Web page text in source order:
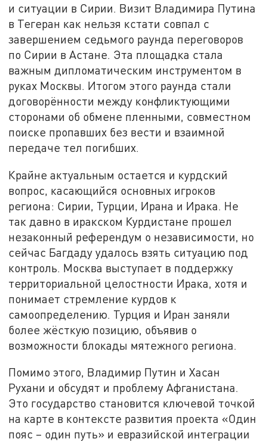
и ситуации в Сирии. Визит Владимира Путина
в Тегеран как нельзя кстати совпал с
завершением седьмого раунда переговоров
по Сирии в Астане. Эта площадка стала
важным дипломатическим инструментом в
руках Москвы. Итогом этого раунда стали
договорённости между конфликтующими
сторонами об обмене пленными, совместном
поиске пропавших без вести и взаимной
передаче тел погибших.
Крайне актуальным остается и курдский
вопрос, касающийся основных игроков
региона: Сирии, Турции, Ирана и Ирака. Не
так давно в иракском Курдистане прошел
незаконный референдум о независимости, но
сейчас Багдаду удалось взять ситуацию под
контроль. Москва выступает в поддержку
территориальной целостности Ирака, хотя и
понимает стремление курдов к
самоопределению. Турция и Иран заняли
более жёсткую позицию, объявив о
возможности блокады мятежного региона.
Помимо этого, Владимир Путин и Хасан
Рухани и обсудят и проблему Афганистана.
Это государство становится ключевой точкой
на карте в контексте развития проекта «Один
пояс – один путь» и евразийской интеграции